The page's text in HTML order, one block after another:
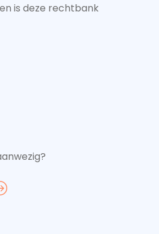
is deze rechtbank